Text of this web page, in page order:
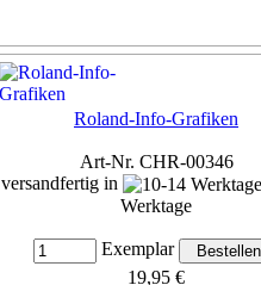
Roland-Info-Grafiken
Art-Nr. CHR-00346
versandfertig in
Werktage
Exemplar
19,95 €